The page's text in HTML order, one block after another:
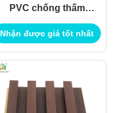
PVC chống thấm
nước cho ứng dụng
ứng dụng tường
Nhận được giá tốt nhất